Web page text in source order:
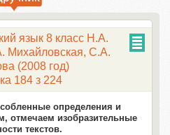
язык 8 класc Н.А.
Михайловская, С.А.
(2008 год)
184 з 224
определения и
отмечаем изобразительные
текстов.